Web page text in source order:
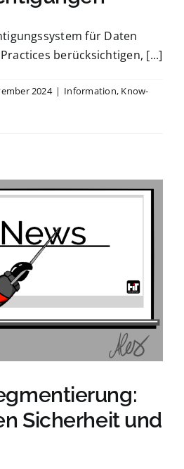
für Daten
berücksichtigen, [...]
2024 | Information, Know-
Sicherheit und